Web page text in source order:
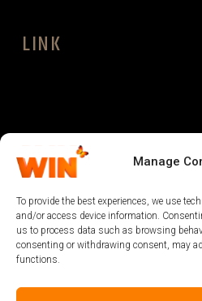
Manage
To provide the best experiences, we use
and/or access device information.
us to process data such as browsing
consenting or withdrawing consent, may
functions.
LINK
LEGAL